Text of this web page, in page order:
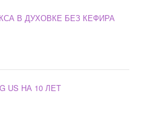
В ДУХОВКЕ БЕЗ КЕФИРА
US НА 10 ЛЕТ